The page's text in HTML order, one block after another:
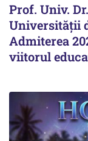
Prof. Univ.
Universității
Admiterea
viitorul